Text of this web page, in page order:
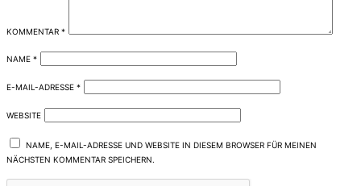
KOMMENTAR *
NAME *
E-MAIL-ADRESSE *
WEBSITE
NAME, E-MAIL-ADRESSE UND WEBSITE IN DIESEM BROWSER FÜR MEINEN
NÄCHSTEN KOMMENTAR SPEICHERN.